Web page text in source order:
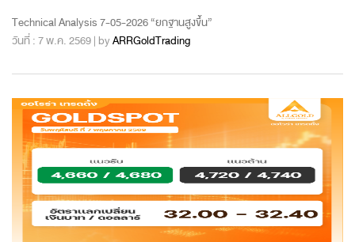
Technical Analysis 7-05-2026 “ยกฐานสูงขึ้น”
วันที่ : 7 พ.ค. 2569 | byARRGoldTrading